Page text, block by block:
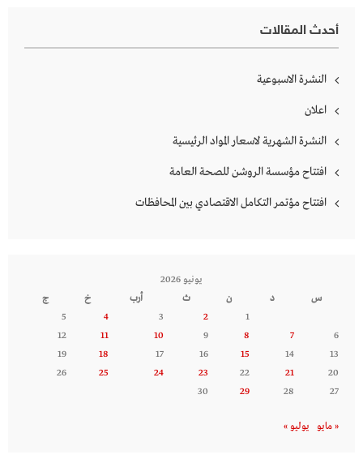
أحدث المقالات
النشرة الاسبوعية
اعلان
النشرة الشهرية لاسعار المواد الرئيسية
افتتاح مؤسسة الروشن للصحة العامة
افتتاح مؤتمر التكامل الاقتصادي بين المحافظات
يونيو 2026
س
د ن ث أرب خ
ج
1
2
3
4
5
6
7
8
9
10
11
12
13
14
15
16
17
18
19
20
21
22
23
24
25
26
27
28
29
30
« مايو يوليو »